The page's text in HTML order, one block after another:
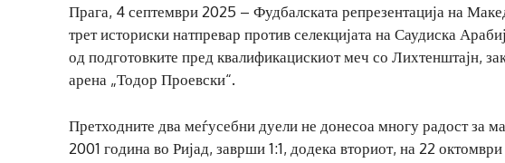
Прага, 4 септември 2025 – Фудбалската репрезентација на
трет историски натпревар против селекцијата на Саудиска
од подготовките пред квалификацискиот меч со Лихтенштајн,
арена „Тодор Проевски“.
Претходните два меѓусебни дуели не донесоа многу радост за
2001 година во Ријад, заврши 1:1, додека вториот, на 22